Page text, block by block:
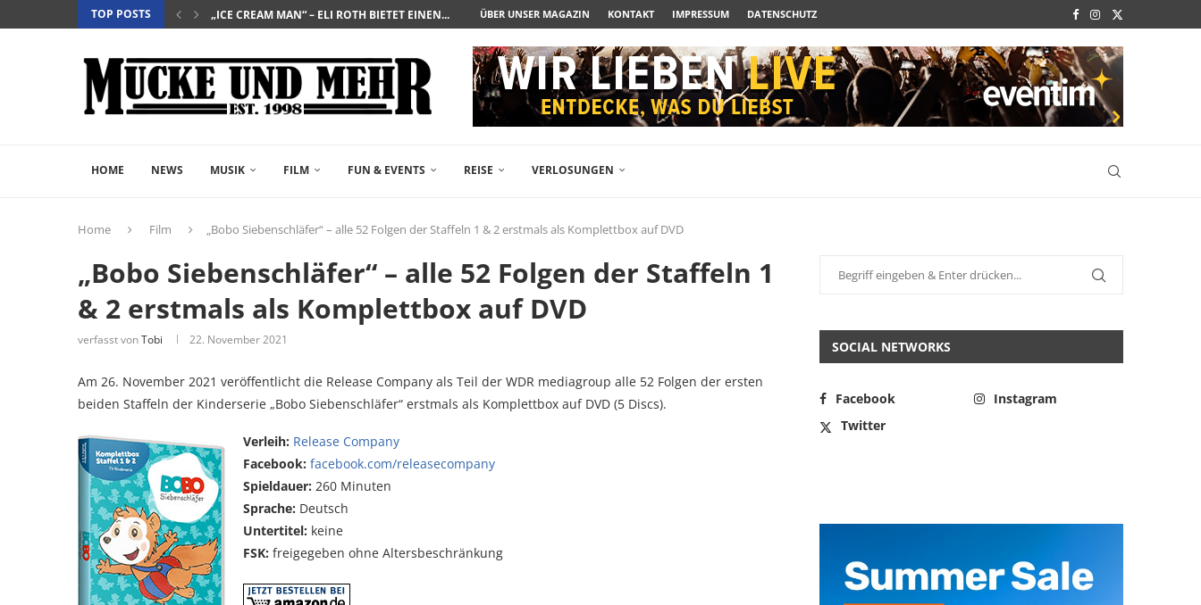
TOP POSTS
„EVERYTIME“ – BERÜHRENDE TRAUERAUFARBEITUNG DER BESONDEREN ART
„NIGHTBORN“ – WENN MUTTERSEIN ZUM ALBTRAUM WIRD
„INSIDIOUS: OUT OF THE FURTHER“ – FREIKARTEN- UND...
„THE FAST AND THE FURIOUS“ – DER ACTION-BLOCKBUSTER...
„SALZ UND WASSER – MIT DER LEGENDÄREN POLARSTERN...
„PALÄSTINA 36“ – DAS HISTORIEN-DRAMA JETZT AUF DVD...
„GELIEBTER SPINNER“ – JOHN SCHLESINGERS ROMCOM AUS 1963...
ÜBER UNSER MAGAZIN KONTAKT IMPRESSUM DATENSCHUTZ
HOME NEWS MUSIK FILM FUN & EVENTS REISE VERLOSUNGEN
Home Film „Bobo Siebenschläfer“ – alle 52 Folgen der Staffeln 1 & 2 erstmals als Komplettbox auf DVD
„Bobo Siebenschläfer“ – alle 52 Folgen der Staffeln 1
& 2 erstmals als Komplettbox auf DVD
verfasst vonTobi 22. November 2021
Am 26. November 2021 veröffentlicht die Release Company als Teil der WDR mediagroup alle 52 Folgen der ersten
beiden Staffeln der Kinderserie „Bobo Siebenschläfer“ erstmals als Komplettbox auf DVD (5 Discs).
Verleih: Release Company
Facebook: facebook.com/releasecompany
Spieldauer: 260 Minuten
Sprache: Deutsch
Untertitel: keine
FSK: freigegeben ohne Altersbeschränkung
SOCIAL NETWORKS
Facebook
Instagram
Twitter